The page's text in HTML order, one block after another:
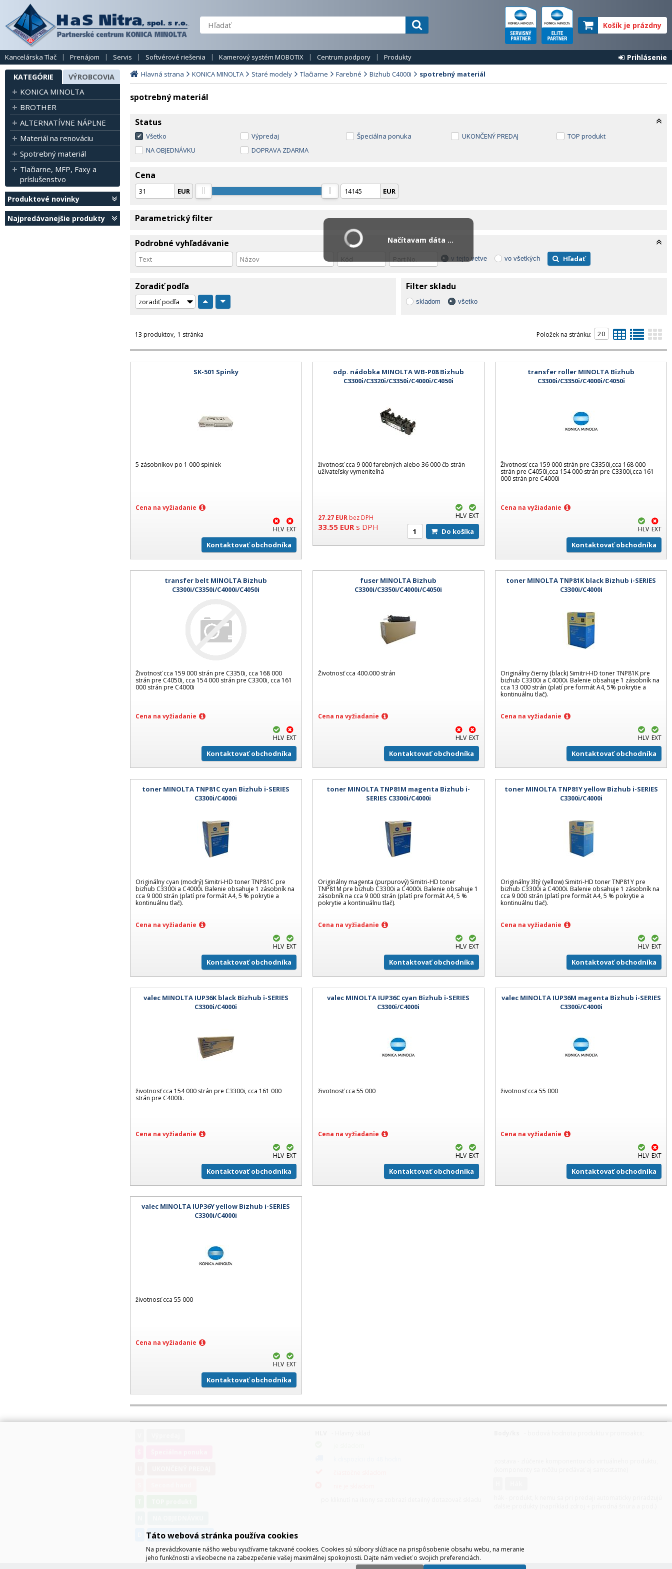
Košík je prázdny
Kancelárska Tlač Prenájom Servis Softvérové riešenia Kamerový systém MOBOTIX Centrum podpory Produkty Prihlásenie
KATEGÓRIE VÝROBCOVIA
KONICA MINOLTA
BROTHER
ALTERNATÍVNE NÁPLNE
Materiál na renováciu
Spotrebný materiál
Tlačiarne, MFP, Faxy a
príslušenstvo
Produktové novinky
Najpredávanejšie produkty
Hlavná strana KONICA MINOLTA Staré modely Tlačiarne Farebné Bizhub C4000i spotrebný materiál
spotrebný materiál
Status
Všetko Výpredaj Špeciálna ponuka UKONČENÝ PREDAJ
TOP produkt
NA OBJEDNÁVKU
DOPRAVA ZDARMA
Cena
EUR EUR
Parametrický filter
Podrobné vyhľadávanie
v tejto vetve vo všetkých Hľadať
Zoradiť podľa Filter skladu
skladom všetko
13 produktov 1 stránka Položek na stránku:
SK-501 Spinky
5 zásobníkov po 1 000 spiniek
Cena na vyžiadanie
HLV EXT
Kontaktovať obchodníka
odp. nádobka MINOLTA WB-P08 Bizhub
C3300i/C3320i/C3350i/C4000i/C4050i
životnosť cca 9 000 farebných alebo 36 000 čb strán
užívateľsky vymeniteľná
27.27 EUR bez DPH
33.55 EUR s DPH
HLV EXT
Do košíka
transfer roller MINOLTA Bizhub
C3300i/C3350i/C4000i/C4050i
Životnosť cca 159 000 strán pre C3350i,cca 168 000
strán pre C4050i,cca 154 000 strán pre C3300i,cca 161
000 strán pre C4000i
Cena na vyžiadanie
HLV EXT
Kontaktovať obchodníka
transfer belt MINOLTA Bizhub
C3300i/C3350i/C4000i/C4050i
Životnosť cca 159 000 strán pre C3350i, cca 168 000
strán pre C4050i, cca 154 000 strán pre C3300i, cca 161
000 strán pre C4000i
Cena na vyžiadanie
HLV EXT
Kontaktovať obchodníka
fuser MINOLTA Bizhub
C3300i/C3350i/C4000i/C4050i
Životnosť cca 400.000 strán
Cena na vyžiadanie
HLV EXT
Kontaktovať obchodníka
toner MINOLTA TNP81K black Bizhub i-SERIES
C3300i/C4000i
Originálny čierny (black) Simitri-HD toner TNP81K pre
bizhub C3300i a C4000i. Balenie obsahuje 1 zásobník na
cca 13 000 strán (platí pre formát A4, 5% pokrytie a
kontinuálnu tlač).
Cena na vyžiadanie
HLV EXT
Kontaktovať obchodníka
toner MINOLTA TNP81C cyan Bizhub i-SERIES
C3300i/C4000i
Originálny cyan (modrý) Simitri-HD toner TNP81C pre
bizhub C3300i a C4000i. Balenie obsahuje 1 zásobník na
cca 9 000 strán (platí pre formát A4, 5 % pokrytie a
kontinuálnu tlač).
Cena na vyžiadanie
HLV EXT
Kontaktovať obchodníka
toner MINOLTA TNP81M magenta Bizhub i-
SERIES C3300i/C4000i
Originálny magenta (purpurový) Simitri-HD toner
TNP81M pre bizhub C3300i a C4000i. Balenie obsahuje 1
zásobník na cca 9 000 strán (platí pre formát A4, 5 %
pokrytie a kontinuálnu tlač).
Cena na vyžiadanie
HLV EXT
Kontaktovať obchodníka
toner MINOLTA TNP81Y yellow Bizhub i-SERIES
C3300i/C4000i
Originálny žltý (yellow) Simitri-HD toner TNP81Y pre
bizhub C3300i a C4000i. Balenie obsahuje 1 zásobník na
cca 9 000 strán (platí pre formát A4, 5 % pokrytie a
kontinuálnu tlač).
Cena na vyžiadanie
HLV EXT
Kontaktovať obchodníka
valec MINOLTA IUP36K black Bizhub i-SERIES
C3300i/C4000i
životnosť cca 154 000 strán pre C3300i, cca 161 000
strán pre C4000i.
Cena na vyžiadanie
HLV EXT
Kontaktovať obchodníka
valec MINOLTA IUP36C cyan Bizhub i-SERIES
C3300i/C4000i
životnosť cca 55 000
Cena na vyžiadanie
HLV EXT
Kontaktovať obchodníka
valec MINOLTA IUP36M magenta Bizhub i-SERIES
C3300i/C4000i
životnosť cca 55 000
Cena na vyžiadanie
HLV EXT
Kontaktovať obchodníka
valec MINOLTA IUP36Y yellow Bizhub i-SERIES
C3300i/C4000i
životnosť cca 55 000
Cena na vyžiadanie
HLV EXT
Kontaktovať obchodníka
DOPRAVA ZDARMA
Táto webová stránka používa cookies
Na prevádzkovanie nášho webu využívame takzvané cookies. Cookies sú súbory slúžiace na prispôsobenie obsahu webu, na meranie
jeho funkčnosti a všeobecne na zabezpečenie vašej maximálnej spokojnosti. Dajte nám vedieť o svojich preferenciách.
Načítavam dáta ...